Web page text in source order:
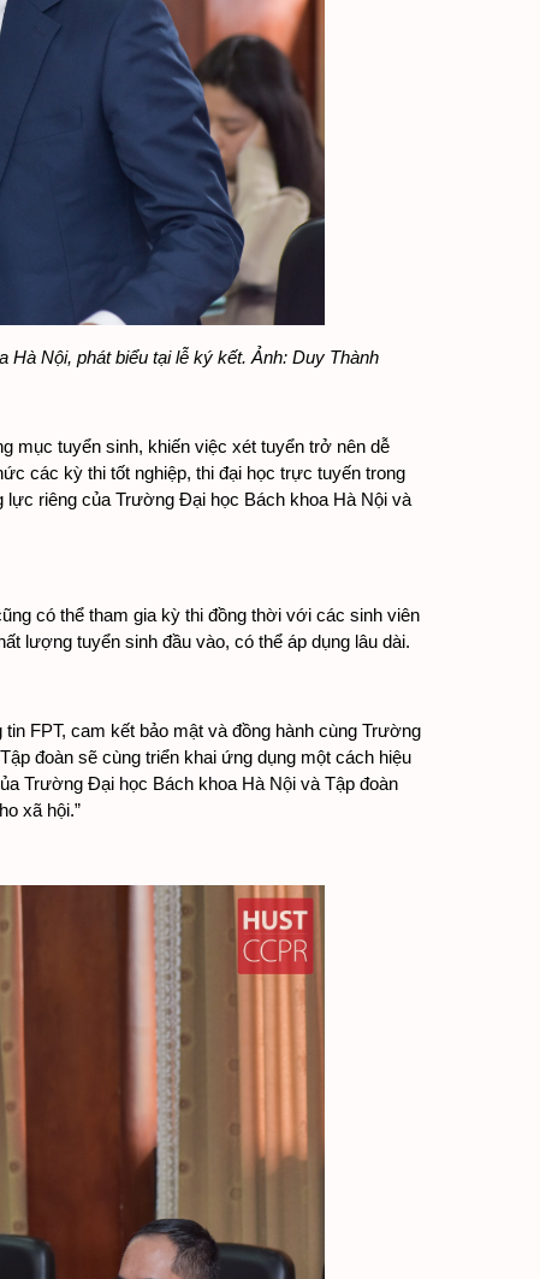
Nội, phát biểu tại lễ ký kết. Ảnh: Duy Thành
mục tuyển sinh, khiến việc xét tuyển trở nên dễ
các kỳ thi tốt nghiệp, thi đại học trực tuyến trong
lực riêng của Trường Đại học Bách khoa Hà Nội và
có thể tham gia kỳ thi đồng thời với các sinh viên
lượng tuyển sinh đầu vào, có thể áp dụng lâu dài.
FPT, cam kết bảo mật và đồng hành cùng Trường
đoàn sẽ cùng triển khai ứng dụng một cách hiệu
Trường Đại học Bách khoa Hà Nội và Tập đoàn
xã hội.”